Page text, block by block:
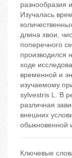
разнообразия
Изучалась
длина хвои,
поперечного
производился
ходе
временной и
изучаемому
sylvestris L. В
различная
внешних
обыкновенной
Ключевые